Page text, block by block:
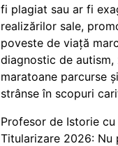
fi plagiat sau ar fi
realizărilor sale,
poveste de viață
diagnostic de autism,
maratoane parcurse
strânse în scopuri
Profesor de Istorie cu
Titularizare 2026: Nu